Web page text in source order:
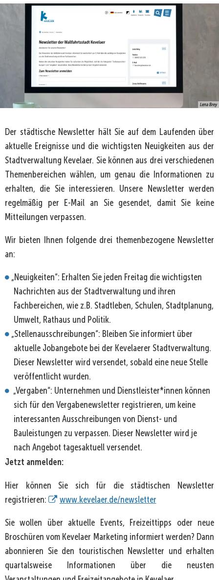
Lena Brey
Der städtische Newsletter hält Sie auf dem Laufenden über
aktuelle Ereignisse und die wichtigsten Neuigkeiten aus der
Stadtverwaltung Kevelaer. Sie können aus drei verschiedenen
Themenbereichen wählen, um genau die Informationen zu
erhalten, die Sie interessieren. Unsere Newsletter werden
regelmäßig per E-Mail an Sie gesendet, damit Sie keine
Mitteilungen verpassen.
Wir bieten Ihnen folgende drei themenbezogene Newsletter
an:
„Neuigkeiten“: Erhalten Sie jeden Freitag die wichtigsten
Nachrichten aus der Stadtverwaltung und ihren
Fachbereichen, wie z.B. Stadtleben, Schulen, Stadtplanung,
Umwelt, Rathaus und Politik.
„Stellenausschreibungen“: Bleiben Sie informiert über
aktuelle Jobangebote bei der Kevelaerer Stadtverwaltung.
Dieser Newsletter wird versendet, sobald eine neue Stelle
veröffentlicht wurden.
„Vergaben“: Unternehmen und Dienstleister*innen können
sich für den Vergabenewsletter registrieren, um keine
interessanten Ausschreibungen von Dienst- und
Bauleistungen zu verpassen. Dieser Newsletter wird je
nach Angebot tagesaktuell versendet.
Jetzt anmelden:
Hier können Sie sich für die städtischen Newsletter
registrieren:
www.kevelaer.de/newsletter
Sie wollen über aktuelle Events, Freizeittipps oder neue
Broschüren vom Kevelaer Marketing informiert werden? Dann
abonnieren Sie den touristischen Newsletter und erhalten
quartalsweise Informationen über die neusten